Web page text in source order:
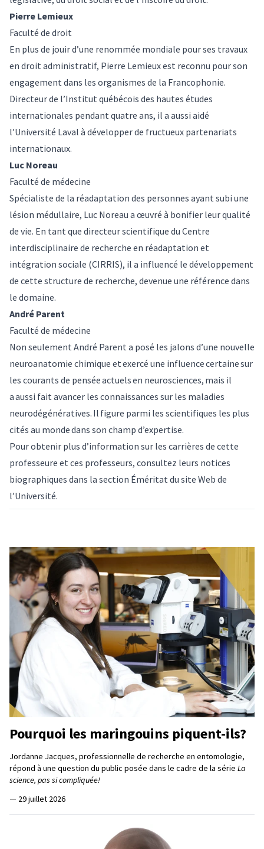
Pierre Lemieux
Faculté de droit
En plus de jouir d’une renommée mondiale pour ses travaux
en droit administratif, Pierre Lemieux est reconnu pour son
engagement dans les organismes de la Francophonie.
Directeur de l’Institut québécois des hautes études
internationales pendant quatre ans, il a aussi aidé
l’Université Laval à développer de fructueux partenariats
internationaux.
Luc Noreau
Faculté de médecine
Spécialiste de la réadaptation des personnes ayant subi une
lésion médullaire, Luc Noreau a œuvré à bonifier leur qualité
de vie. En tant que directeur scientifique du Centre
interdisciplinaire de recherche en réadaptation et
intégration sociale (CIRRIS), il a influencé le développement
de cette structure de recherche, devenue une référence dans
le domaine.
André Parent
Faculté de médecine
Non seulement André Parent a posé les jalons d’une nouvelle
neuroanatomie chimique et exercé une influence certaine sur
les courants de pensée actuels en neurosciences, mais il
a aussi fait avancer les connaissances sur les maladies
neurodégénératives. Il figure parmi les scientifiques les plus
cités au monde dans son champ d’expertise.
Pour obtenir plus d’information sur les carrières de cette
professeure et ces professeurs, consultez leurs notices
biographiques dans la section Éméritat du site Web de
l’Université.
Pourquoi les maringouins piquent-ils?
Jordanne Jacques, professionnelle de recherche en entomologie,
répond à une question du public posée dans le cadre de la série La
science, pas si compliquée!
— 29 juillet 2026